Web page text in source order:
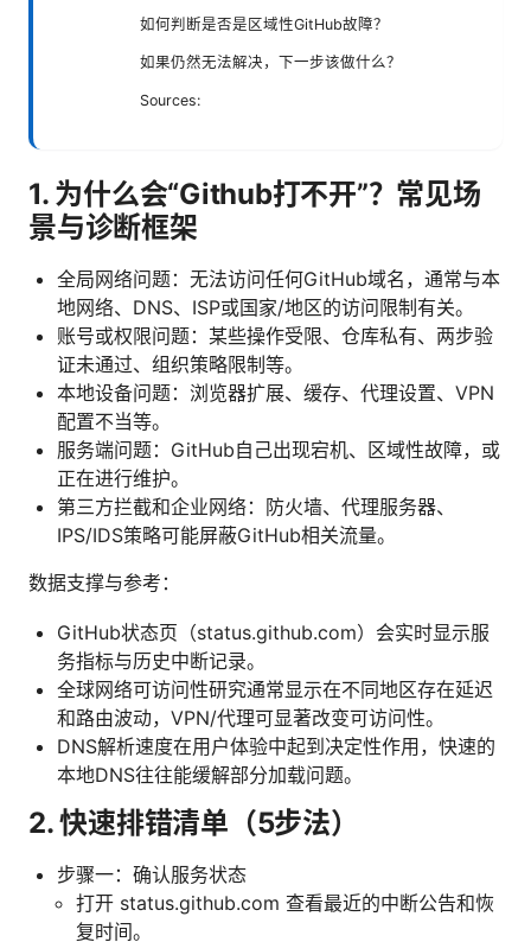
如何判断是否是区域性GitHub故障？
如果仍然无法解决，下一步该做什么？
Sources:
1. 为什么会“Github打不开”？常见场
景与诊断框架
全局网络问题：无法访问任何GitHub域名，通常与本
地网络、DNS、ISP或国家/地区的访问限制有关。
账号或权限问题：某些操作受限、仓库私有、两步验
证未通过、组织策略限制等。
本地设备问题：浏览器扩展、缓存、代理设置、VPN
配置不当等。
服务端问题：GitHub自己出现宕机、区域性故障，或
正在进行维护。
第三方拦截和企业网络：防火墙、代理服务器、
IPS/IDS策略可能屏蔽GitHub相关流量。
数据支撑与参考：
GitHub状态页（status.github.com）会实时显示服
务指标与历史中断记录。
全球网络可访问性研究通常显示在不同地区存在延迟
和路由波动，VPN/代理可显著改变可访问性。
DNS解析速度在用户体验中起到决定性作用，快速的
本地DNS往往能缓解部分加载问题。
2. 快速排错清单（5步法）
步骤一：确认服务状态
打开 status.github.com 查看最近的中断公告和恢
复时间。